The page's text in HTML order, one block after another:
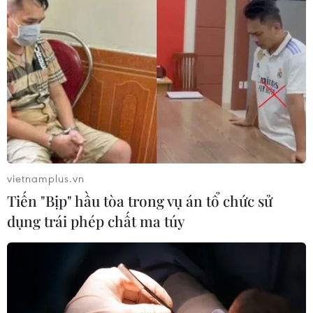
vietnamplus.vn
Tiến "Bịp" hầu tòa trong vụ án tổ chức sử
dụng trái phép chất ma túy